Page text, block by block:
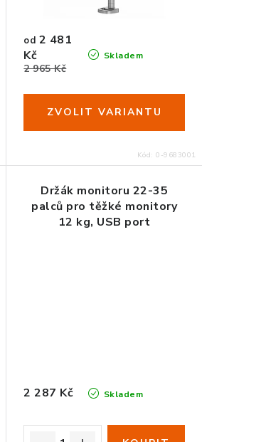
Skladem
od 2 481
Kč
2 965 Kč
Kód:0-9683001
Držák monitoru 22-35
palců pro těžké monitory
12 kg, USB port
Skladem
2 287 Kč